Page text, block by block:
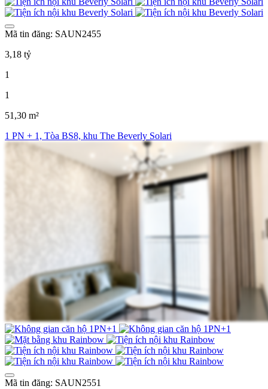
Mã tin đăng: SAUN2455
3,18 tỷ
1
1
51,30 m²
1 PN + 1, Tòa BS8, khu The Beverly Solari
Mã tin đăng: SAUN2551